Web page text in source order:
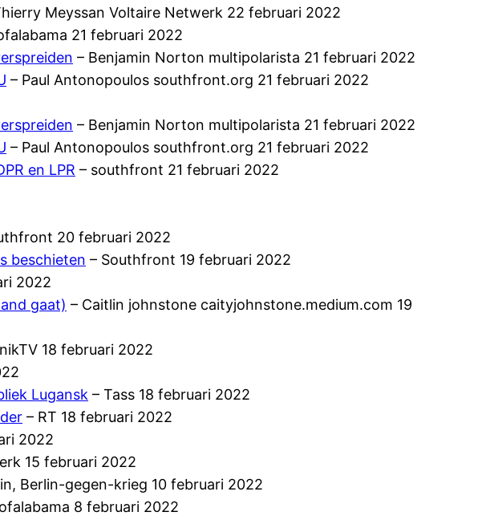
Meyssan Voltaire Netwerk 22 februari 2022
21 februari 2022
– Benjamin Norton multipolarista 21 februari 2022
– Paul Antonopoulos southfront.org 21 februari 2022
– Benjamin Norton multipolarista 21 februari 2022
– Paul Antonopoulos southfront.org 21 februari 2022
en LPR – southfront 21 februari 2022
20 februari 2022
beschieten – Southfront 19 februari 2022
2022
gaat) – Caitlin johnstone caityjohnstone.medium.com 19
18 februari 2022
Lugansk – Tass 18 februari 2022
– RT 18 februari 2022
2022
15 februari 2022
Berlin-gegen-krieg 10 februari 2022
8 februari 2022